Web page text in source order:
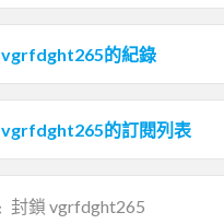
vgrfdght265的紀錄
vgrfdght265的訂閱列表
封鎖 vgrfdght265